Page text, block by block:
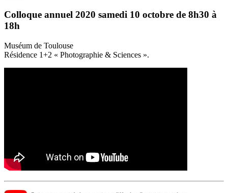
Colloque annuel 2020 samedi 10 octobre de 8h30 à
18h
Muséum de Toulouse
Résidence 1+2 « Photographie & Sciences ».